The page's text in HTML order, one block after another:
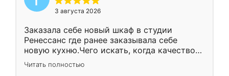
3 августа 2026
Заказала себе новый шкаф в студии
Ренессанс где ранее заказывала себе
новую кухню.Чего искать, когда качеством
вполне довольна. Служит кухня уже почти
два года, нареканий нет.
Читать полностью